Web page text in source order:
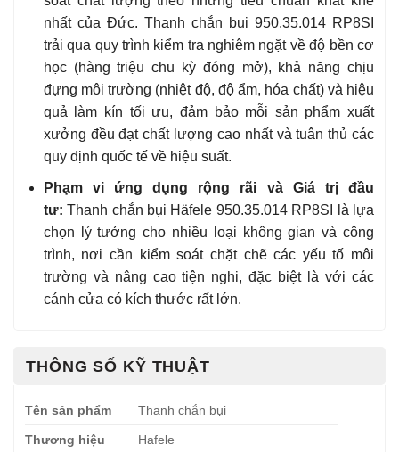
nhất của Đức. Thanh chắn bụi 950.35.014 RP8SI
trải qua quy trình kiểm tra nghiêm ngặt về độ bền cơ
học (hàng triệu chu kỳ đóng mở), khả năng chịu
đựng môi trường (nhiệt độ, độ ẩm, hóa chất) và hiệu
quả làm kín tối ưu, đảm bảo mỗi sản phẩm xuất
xưởng đều đạt chất lượng cao nhất và tuân thủ các
quy định quốc tế về hiệu suất.
Phạm vi ứng dụng rộng rãi và Giá trị đầu
tư: Thanh chắn bụi Häfele 950.35.014 RP8SI là lựa
chọn lý tưởng cho nhiều loại không gian và công
trình, nơi cần kiểm soát chặt chẽ các yếu tố môi
trường và nâng cao tiện nghi, đặc biệt là với các
cánh cửa có kích thước rất lớn.
THÔNG SỐ KỸ THUẬT
Tên sản phẩm Thanh chắn bụi
Thương hiệu Hafele